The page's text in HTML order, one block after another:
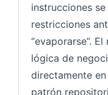
instrucciones
restricciones
“evaporarse”.
lógica de
directamente
patrón